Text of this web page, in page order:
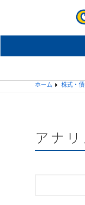
ホーム 株式・
アナ